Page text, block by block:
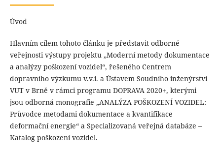
Úvod
Hlavním cílem tohoto článku je představit odborné
veřejnosti výstupy projektu „Moderní metody dokumentace
a analýzy poškození vozidel“, řešeného Centrem
dopravního výzkumu v.v.i. a Ústavem Soudního inženýrství
VUT v Brně v rámci programu DOPRAVA 2020+, kterými
jsou odborná monografie „ANALÝZA POŠKOZENÍ VOZIDEL:
Průvodce metodami dokumentace a kvantifikace
deformační energie“ a Specializovaná veřejná databáze –
Katalog poškození vozidel.